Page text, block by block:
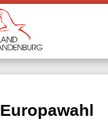
Europawahl